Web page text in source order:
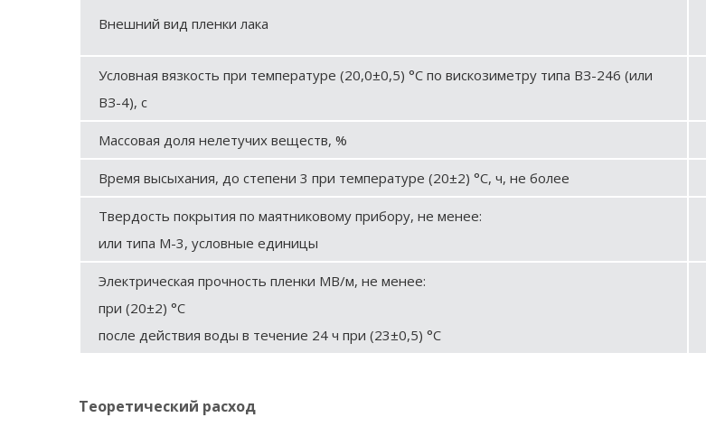
Внешний вид пленки лака
Условная вязкость при температуре (20,0±0,5) °С по вискозиметру типа ВЗ-246 (или
ВЗ-4), с
Массовая доля нелетучих веществ, %
Время высыхания, до степени 3 при температуре (20±2) °С, ч, не более
Твердость покрытия по маятниковому прибору, не менее:
или типа М-3, условные единицы
Электрическая прочность пленки МВ/м, не менее:
при (20±2) °С
после действия воды в течение 24 ч при (23±0,5) °С
Теоретический расход